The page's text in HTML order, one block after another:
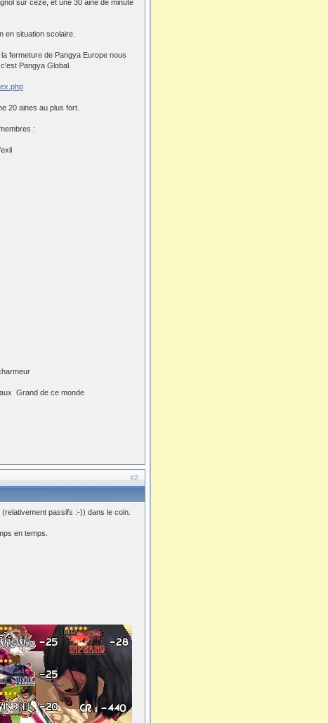
sur cèze, et une 30 aine de minute
en situation scolaire.
fermeture de Pangya Europe nous
Pangya Global.
20 aines au plus fort.
:
Grand de ce monde
#2
passifs :-)) dans le coin.
en temps.